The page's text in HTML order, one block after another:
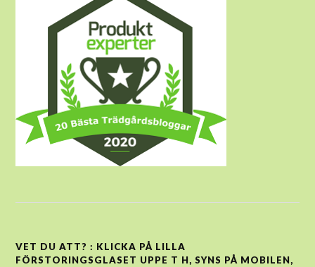
VET DU ATT? : KLICKA PÅ LILLA
FÖRSTORINGSGLASET UPPE T H, SYNS PÅ MOBILEN,